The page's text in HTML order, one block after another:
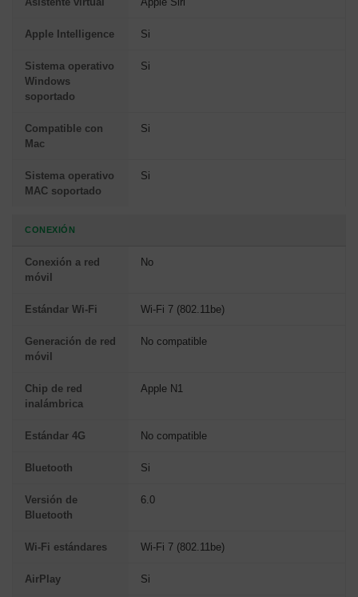
Apple Intelligence Si
Sistema operativo
Windows
soportado
Si
Compatible con
Mac
Si
Sistema operativo
MAC soportado
Si
CONEXIÓN
Conexión a red
móvil
No
Estándar Wi-Fi Wi-Fi 7 (802.11be)
Generación de red
móvil
No compatible
Chip de red
inalámbrica
Apple N1
Estándar 4G No compatible
Bluetooth Si
Versión de
Bluetooth
6.0
Wi-Fi estándares Wi-Fi 7 (802.11be)
AirPlay Si